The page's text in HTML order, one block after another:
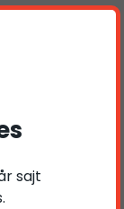
och
sajt